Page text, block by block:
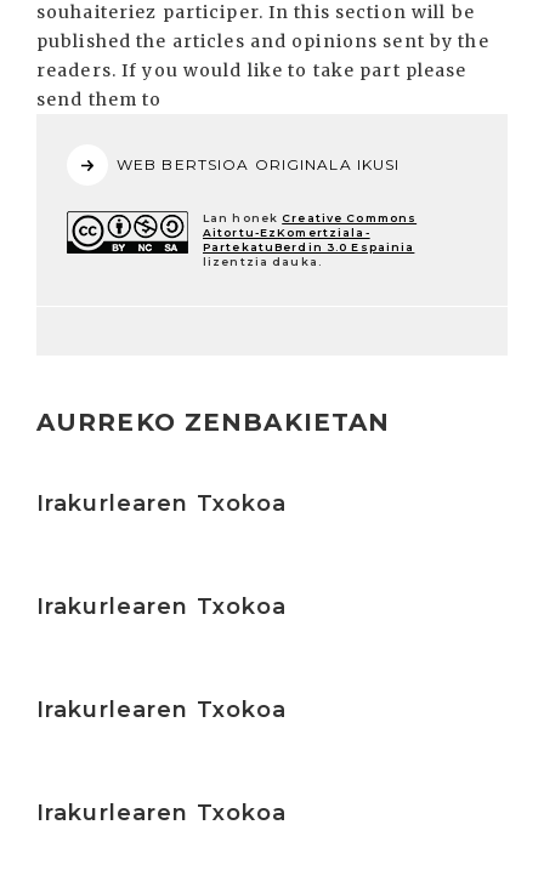
souhaiteriez participer. In this section will be
published the articles and opinions sent by the
readers. If you would like to take part please
send them to
WEB BERTSIOA ORIGINALA IKUSI
Lan honek Creative Commons
Aitortu-EzKomertziala-
PartekatuBerdin 3.0 Espainia
lizentzia dauka.
AURREKO ZENBAKIETAN
Irakurlearen Txokoa
Irakurlearen Txokoa
Irakurlearen Txokoa
Irakurlearen Txokoa